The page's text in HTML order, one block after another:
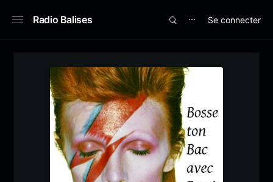
Radio Balises ⋯ Se connecter